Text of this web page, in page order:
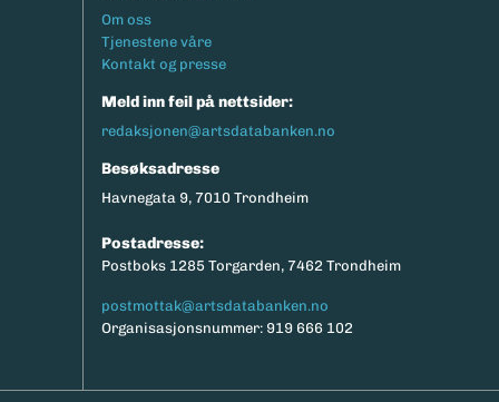
Footermeny
Om oss
Tjenestene våre
Kontakt og presse
Meld inn feil på nettsider:
redaksjonen@artsdatabanken.no
Besøksadresse
Havnegata 9, 7010 Trondheim
Postadresse:
Postboks 1285 Torgarden, 7462 Trondheim
postmottak@artsdatabanken.no
Organisasjonsnummer: 919 666 102